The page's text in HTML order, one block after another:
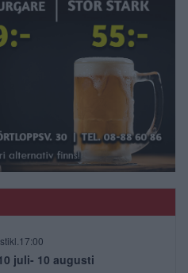
juli- 10 augusti